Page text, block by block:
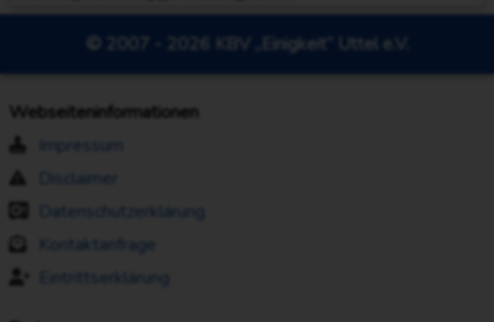
© 2007 - 2026 KBV „Einigkeit“ Uttel e.V.
Webseiteninformationen
Impressum
Disclaimer
Datenschutzerklärung
Kontaktanfrage
Eintrittserklärung